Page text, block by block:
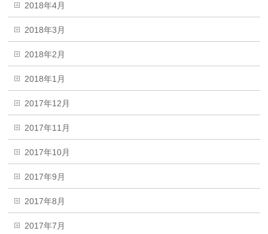
2018年4月
2018年3月
2018年2月
2018年1月
2017年12月
2017年11月
2017年10月
2017年9月
2017年8月
2017年7月